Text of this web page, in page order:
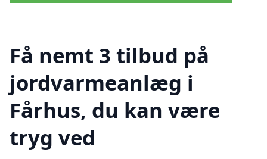
Få nemt 3 tilbud på
jordvarmeanlæg i
Fårhus, du kan være
tryg ved